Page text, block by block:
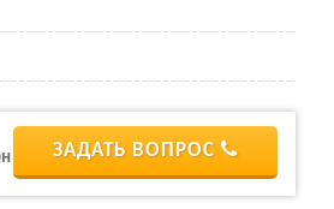
ЗАДАТЬ ВОПРОС